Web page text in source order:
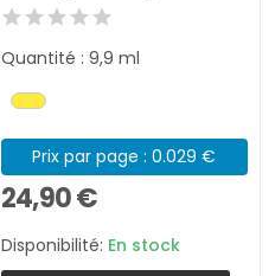
Quantité : 9,9 ml
Prix par page : 0.029 €
24,90 €
Disponibilité: En stock